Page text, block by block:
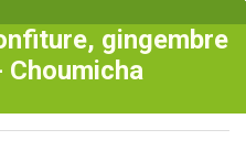
gingembre
Choumicha